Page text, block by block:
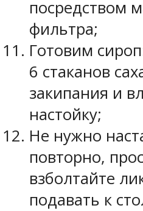
посредством
фильтра;
Готовим
6 стаканов
закипания и
настойку;
Не нужно
повторно,
взболтайте
подавать к